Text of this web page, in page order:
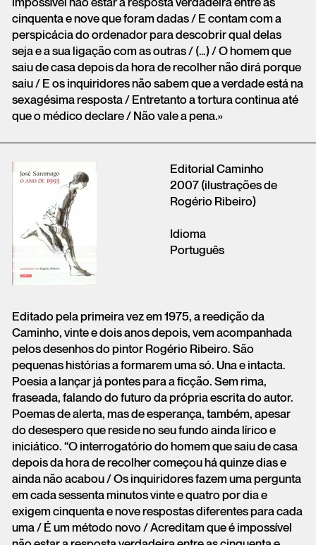
impossível não estar a resposta verdadeira entre as
cinquenta e nove que foram dadas / E contam com a
perspicácia do ordenador para descobrir qual delas
seja e a sua ligação com as outras / (…) / O homem que
saiu de casa depois da hora de recolher não dirá porque
saiu / E os inquiridores não sabem que a verdade está na
sexagésima resposta / Entretanto a tortura continua até
que o médico declare / Não vale a pena.»
Editorial Caminho
2007 (ilustrações de
Rogério Ribeiro)
Idioma
Português
Editado pela primeira vez em 1975, a reedição da
Caminho, vinte e dois anos depois, vem acompanhada
pelos desenhos do pintor Rogério Ribeiro. São
pequenas histórias a formarem uma só. Una e intacta.
Poesia a lançar já pontes para a ficção. Sem rima,
fraseada, falando do futuro da própria escrita do autor.
Poemas de alerta, mas de esperança, também, apesar
do desespero que reside no seu fundo ainda lírico e
iniciático. “O interrogatório do homem que saiu de casa
depois da hora de recolher começou há quinze dias e
ainda não acabou / Os inquiridores fazem uma pergunta
em cada sessenta minutos vinte e quatro por dia e
exigem cinquenta e nove respostas diferentes para cada
uma / É um método novo / Acreditam que é impossível